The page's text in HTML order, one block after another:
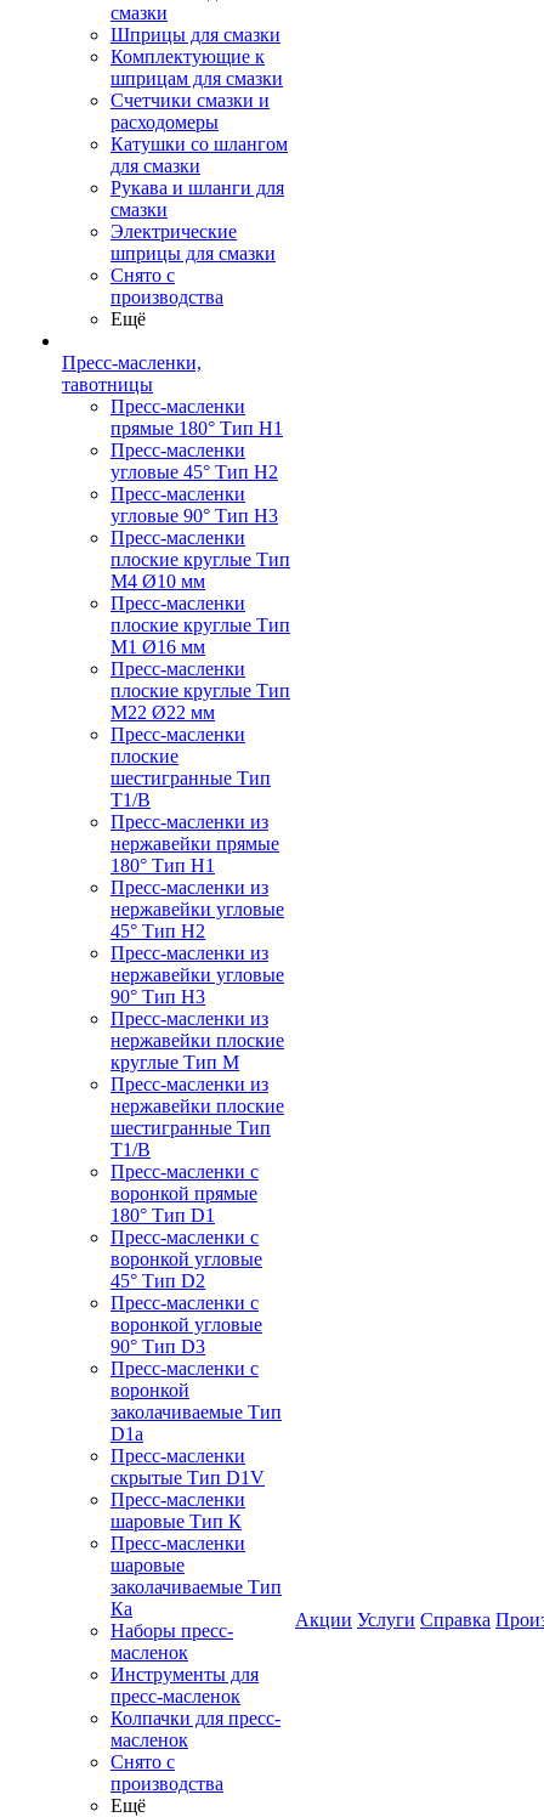
смазки
Шприцы для смазки
Комплектующие к
шприцам для смазки
Счетчики смазки и
расходомеры
Катушки со шлангом
для смазки
Рукава и шланги для
смазки
Электрические
шприцы для смазки
Снято с
производства
Ещё
Пресс-масленки,
тавотницы
Пресс-масленки
прямые 180° Тип H1
Пресс-масленки
угловые 45° Тип H2
Пресс-масленки
угловые 90° Тип H3
Пресс-масленки
плоские круглые Тип
M4 Ø10 мм
Пресс-масленки
плоские круглые Тип
M1 Ø16 мм
Пресс-масленки
плоские круглые Тип
M22 Ø22 мм
Пресс-масленки
плоские
шестигранные Тип
T1/B
Пресс-масленки из
нержавейки прямые
180° Тип H1
Пресс-масленки из
нержавейки угловые
45° Тип H2
Пресс-масленки из
нержавейки угловые
90° Тип H3
Пресс-масленки из
нержавейки плоские
круглые Тип M
Пресс-масленки из
нержавейки плоские
шестигранные Тип
T1/B
Пресс-масленки с
воронкой прямые
180° Тип D1
Пресс-масленки с
воронкой угловые
45° Тип D2
Пресс-масленки с
воронкой угловые
90° Тип D3
Пресс-масленки с
воронкой
заколачиваемые Тип
D1a
Пресс-масленки
скрытые Тип D1V
Пресс-масленки
шаровые Тип К
Пресс-масленки
шаровые
заколачиваемые Тип
Кa
Наборы пресс-
масленок
Инструменты для
пресс-масленок
Колпачки для пресс-
масленок
Снято с
производства
Ещё
Акции Услуги Справка